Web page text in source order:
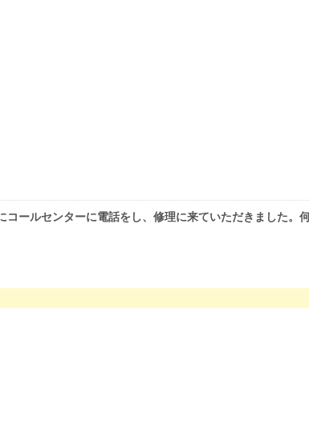
ールセンターに電話をし、修理に来ていただきました。